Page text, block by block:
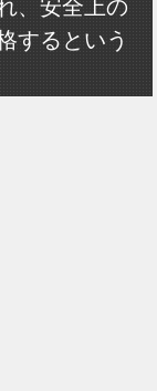
、安全上の
するという